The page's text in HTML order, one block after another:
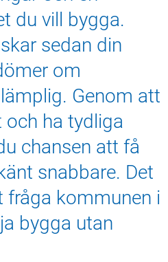
du vill bygga.
sedan din
om
Genom att
och ha tydliga
chansen att få
snabbare. Det
kommunen i
bygga utan